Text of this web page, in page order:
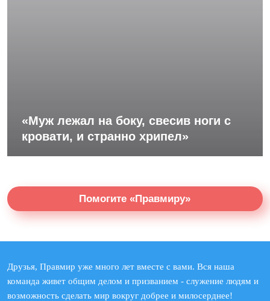
«Муж лежал на боку, свесив ноги с
кровати, и странно хрипел»
Помогите «Правмиру»
Друзья, Правмир уже много лет вместе с вами. Вся наша
команда живет общим делом и призванием - служение людям и
возможность сделать мир вокруг добрее и милосерднее!